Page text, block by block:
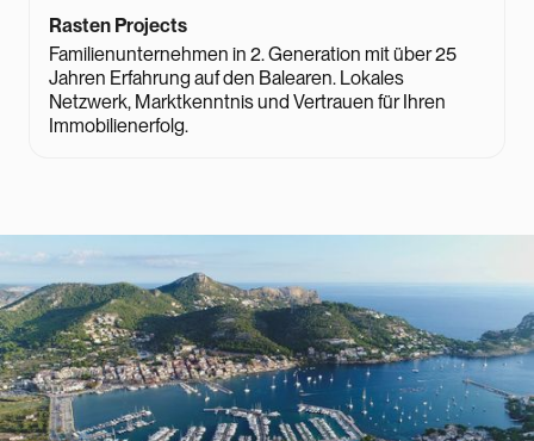
Rasten Projects
Familienunternehmen in 2. Generation mit über 25
Jahren Erfahrung auf den Balearen. Lokales
Netzwerk, Marktkenntnis und Vertrauen für Ihren
Immobilienerfolg.